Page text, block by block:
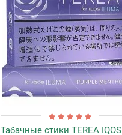
Табачные стики TEREA IQOS